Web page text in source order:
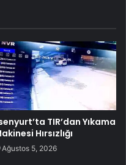
TIR’dan Yıkama
Hırsızlığı
Ağustos 5, 2026